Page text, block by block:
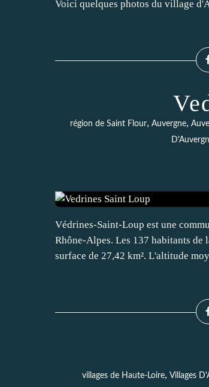
Voici quelques photos du village
région de Saint Flour, Auvergne,
Védrines-Saint-Loup est une
Rhône-Alpes. Les 137 habitants
surface de 27,42 km². L'altitude
villages de Haute-Loire, Villages